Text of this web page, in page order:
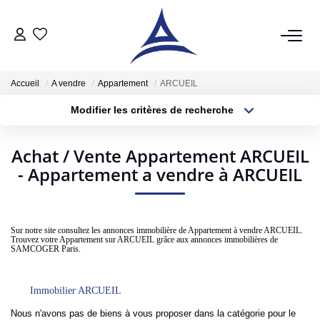
VENTES
Acheter
Vendre
Estimer
LOCATIONS
Accueil A vendre Appartement ARCUEIL
Modifier les critères de recherche
Sélectionnez...
Type de bien
Surface min
Créer une alerte
Achat / Vente Appartement ARCUEIL
- Appartement a vendre à ARCUEIL
Sur notre site consultez les annonces immobilière de Appartement à vendre ARCUEIL.
Trouvez votre Appartement sur ARCUEIL grâce aux annonces immobilières de
SAMCOGER Paris.
Immobilier ARCUEIL
Nous n'avons pas de biens à vous proposer dans la catégorie pour le